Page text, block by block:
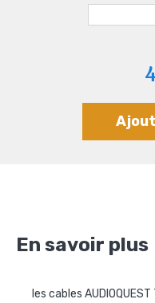
En savoir plus
les cables